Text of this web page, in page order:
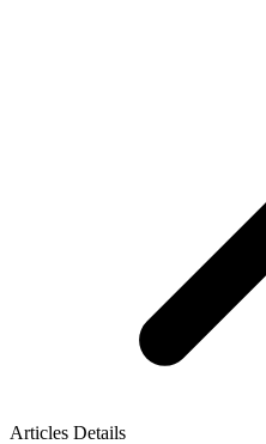
Articles Details